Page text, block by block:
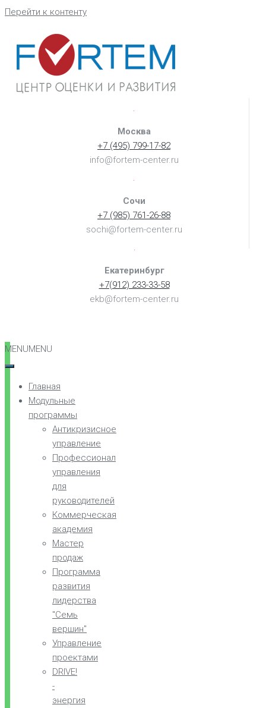
Перейти к контенту
Москва
+7 (495) 799-17-82
info@fortem-center.ru
Сочи
+7 (985) 761-26-88
sochi@fortem-center.ru
Екатеринбург
+7(912) 233-33-58
ekb@fortem-center.ru
MENUMENU
Главная
Модульные
программы
Антикризисное
управление
Профессионал
управления
для
руководителей
Коммерческая
академия
Мастер
продаж
Программа
развития
лидерства
"Семь
вершин"
Управление
проектами
DRIVE!
-
энергия